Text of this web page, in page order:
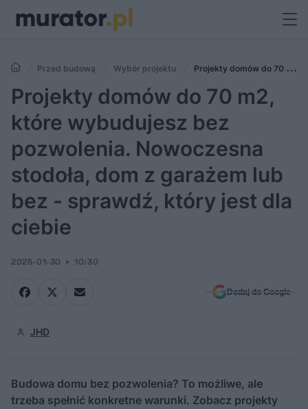
Przed budową Wybór projektu
Projekty domów do 70 m2,
które wybudujesz bez pozwolenia. Nowoczesna stodoła, dom z
garażem lub bez - sprawdź, który jest dla ciebie
Projekty domów do 70 m2,
które wybudujesz bez
pozwolenia. Nowoczesna
stodoła, dom z garażem lub
bez - sprawdź, który jest dla
ciebie
2025-01-30 10:30
Dodaj do Google
JHD
Budowa domu bez pozwolenia? To możliwe, ale
trzeba spełnić konkretne warunki. Zobacz projekty